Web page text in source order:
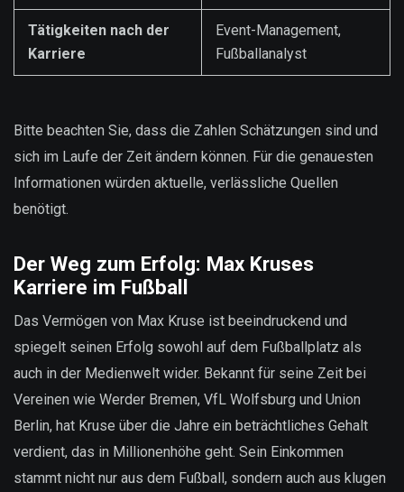
Tätigkeiten nach der
Karriere
Event-Management,
Fußballanalyst
Bitte beachten Sie, dass die Zahlen Schätzungen sind und
sich im Laufe der Zeit ändern können. Für die genauesten
Informationen würden aktuelle, verlässliche Quellen
benötigt.
Der Weg zum Erfolg: Max Kruses
Karriere im Fußball
Das Vermögen von Max Kruse ist beeindruckend und
spiegelt seinen Erfolg sowohl auf dem Fußballplatz als
auch in der Medienwelt wider. Bekannt für seine Zeit bei
Vereinen wie Werder Bremen, VfL Wolfsburg und Union
Berlin, hat Kruse über die Jahre ein beträchtliches Gehalt
verdient, das in Millionenhöhe geht. Sein Einkommen
stammt nicht nur aus dem Fußball, sondern auch aus klugen